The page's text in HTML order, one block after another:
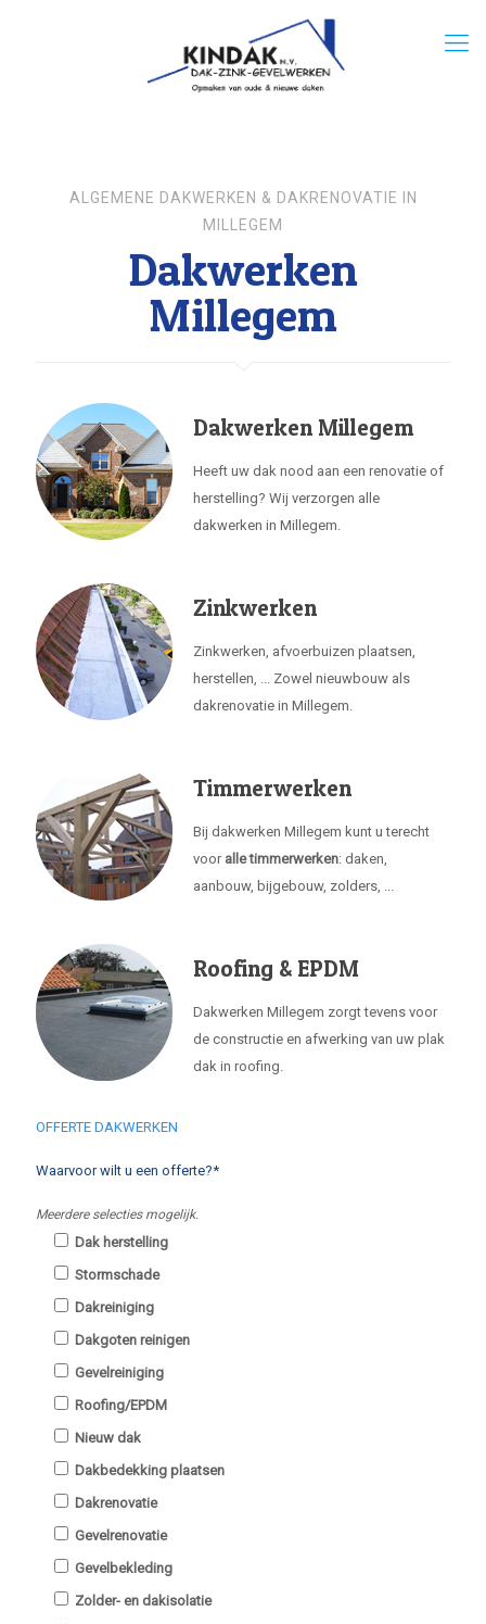
ALGEMENE DAKWERKEN & DAKRENOVATIE IN
MILLEGEM
Dakwerken
Millegem
Dakwerken Millegem
Heeft uw dak nood aan een renovatie of
herstelling? Wij verzorgen alle
dakwerken in Millegem.
Zinkwerken
Zinkwerken, afvoerbuizen plaatsen,
herstellen, ... Zowel nieuwbouw als
dakrenovatie in Millegem.
Timmerwerken
Bij dakwerken Millegem kunt u terecht
voor alle timmerwerken: daken,
aanbouw, bijgebouw, zolders, ...
Roofing & EPDM
Dakwerken Millegem zorgt tevens voor
de constructie en afwerking van uw plak
dak in roofing.
OFFERTE DAKWERKEN
Waarvoor wilt u een offerte?*
Meerdere selecties mogelijk.
Dak herstelling
Stormschade
Dakreiniging
Dakgoten reinigen
Gevelreiniging
Roofing/EPDM
Nieuw dak
Dakbedekking plaatsen
Dakrenovatie
Gevelrenovatie
Gevelbekleding
Zolder- en dakisolatie